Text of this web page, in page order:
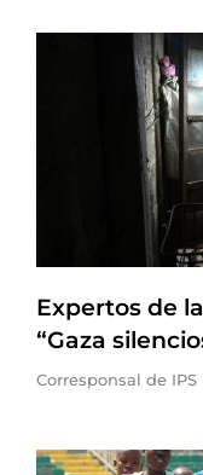
Expertos de
“Gaza
Corresponsal de IPS